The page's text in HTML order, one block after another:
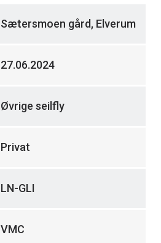
Sætersmoen gård, Elverum
27.06.2024
Øvrige seilfly
Privat
LN-GLI
VMC